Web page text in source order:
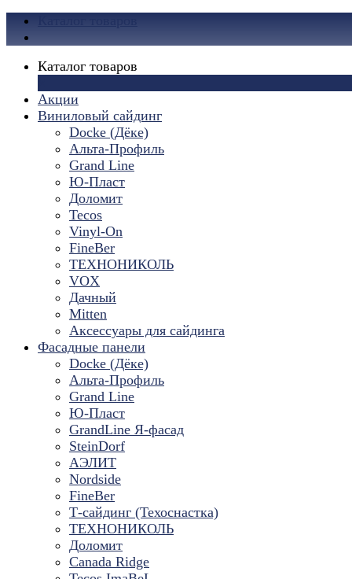
Каталог товаров
Акции
Виниловый сайдинг
Docke (Дёке)
Альта-Профиль
Grand Line
Ю-Пласт
Доломит
Tecos
Vinyl-On
FineBer
ТЕХНОНИКОЛЬ
VOX
Дачный
Mitten
Аксессуары для сайдинга
Фасадные панели
Docke (Дёке)
Альта-Профиль
Grand Line
Ю-Пласт
GrandLine Я-фасад
SteinDorf
АЭЛИТ
Nordside
FineBer
Т-сайдинг (Техоснастка)
ТЕХНОНИКОЛЬ
Доломит
Canada Ridge